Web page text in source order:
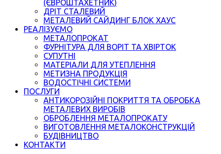
(ЄВРОШТАХЕТНИК)
ДРІТ СТАЛЕВИЙ
МЕТАЛЕВИЙ САЙДИНГ БЛОК ХАУС
РЕАЛІЗУЄМО
МЕТАЛОПРОКАТ
ФУРНІТУРА ДЛЯ ВОРІТ ТА ХВІРТОК
СУПУТНІ
МАТЕРІАЛИ ДЛЯ УТЕПЛЕННЯ
МЕТИЗНА ПРОДУКЦІЯ
ВОДОСТІЧНІ СИСТЕМИ
ПОСЛУГИ
АНТИКОРОЗІЙНІ ПОКРИТТЯ ТА ОБРОБКА
МЕТАЛЕВИХ ВИРОБІВ
ОБРОБЛЕННЯ МЕТАЛОПРОКАТУ
ВИГОТОВЛЕННЯ МЕТАЛОКОНСТРУКЦІЙ
БУДІВНИЦТВО
КОНТАКТИ